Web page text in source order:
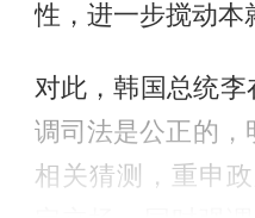
性，进一步搅动本
对此，韩国总统
调司法是公正的，
相关猜测，重申